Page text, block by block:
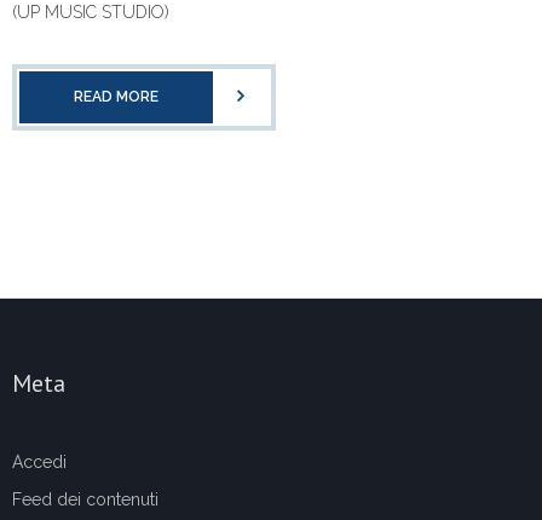
(UP MUSIC STUDIO)
READ MORE
Meta
Accedi
Feed dei contenuti